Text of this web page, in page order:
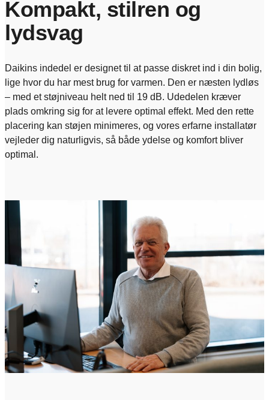
Kompakt, stilren og
lydsvag
Daikins indedel er designet til at passe diskret ind i din bolig,
lige hvor du har mest brug for varmen. Den er næsten lydløs
– med et støjniveau helt ned til 19 dB. Udedelen kræver
plads omkring sig for at levere optimal effekt. Med den rette
placering kan støjen minimeres, og vores erfarne installatør
vejleder dig naturligvis, så både ydelse og komfort bliver
optimal.